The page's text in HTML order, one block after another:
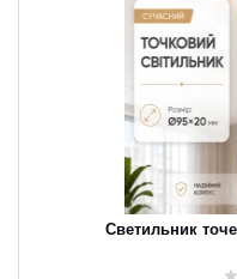
Светильник